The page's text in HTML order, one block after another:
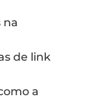
na
de link
a